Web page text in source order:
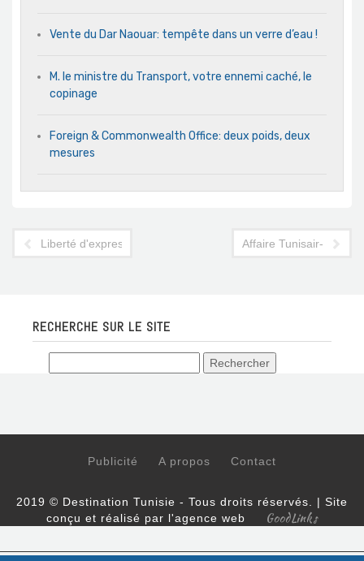
Vente du Dar Naouar: tempête dans un verre d’eau !
M. le ministre du Transport, votre ennemi caché, le
copinage
Foreign & Commonwealth Office: deux poids, deux
mesures
Liberté d'expression : bientôt, des hôteliers derrière les
Affaire Tunisair-
RECHERCHE SUR LE SITE
Publicité A propos Contact
2019 © Destination Tunisie - Tous droits réservés. | Site
conçu et réalisé par l'agence web
GoodLinks